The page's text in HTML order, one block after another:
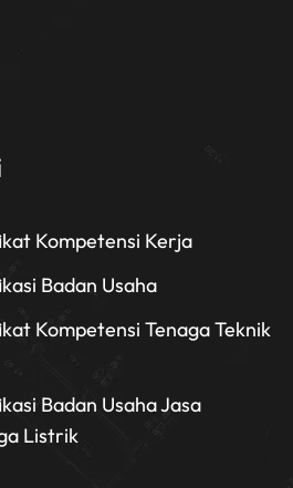
Kompetensi Kerja
Badan Usaha
Kompetensi Tenaga Teknik
Badan Usaha Jasa
Listrik